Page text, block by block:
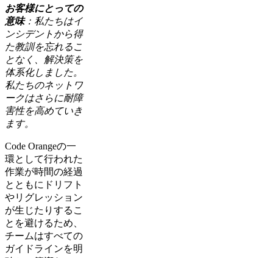
お客様にとっての
意味：私たちはイ
ンシデントから得
た教訓を忘れるこ
となく、解決策を
体系化しました。
私たちのネットワ
ークはさらに耐障
害性を高めていき
ます。
Code Orangeの一
環として行われた
作業が時間の経過
とともにドリフト
やリグレッション
が生じたりするこ
とを避けるため、
チームはすべての
ガイドラインを明